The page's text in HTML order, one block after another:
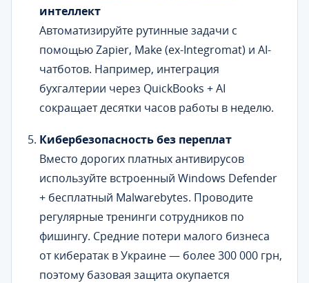
интеллект
Автоматизируйте рутинные задачи с
помощью Zapier, Make (ex-Integromat) и AI-
чатботов. Например, интеграция
бухгалтерии через QuickBooks + AI
сокращает десятки часов работы в неделю.
Кибербезопасность без переплат
Вместо дорогих платных антивирусов
используйте встроенный Windows Defender
+ бесплатный Malwarebytes. Проводите
регулярные тренинги сотрудников по
фишингу. Средние потери малого бизнеса
от кибератак в Украине — более 300 000 грн,
поэтому базовая защита окупается